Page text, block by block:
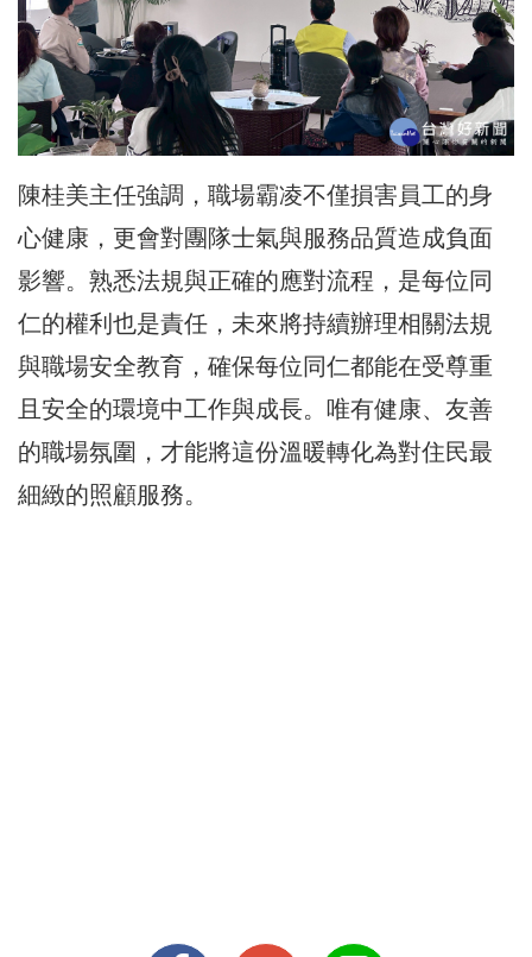
陳桂美主任強調，職場霸凌不僅損害員工的身
心健康，更會對團隊士氣與服務品質造成負面
影響。熟悉法規與正確的應對流程，是每位同
仁的權利也是責任，未來將持續辦理相關法規
與職場安全教育，確保每位同仁都能在受尊重
且安全的環境中工作與成長。唯有健康、友善
的職場氛圍，才能將這份溫暖轉化為對住民最
細緻的照顧服務。